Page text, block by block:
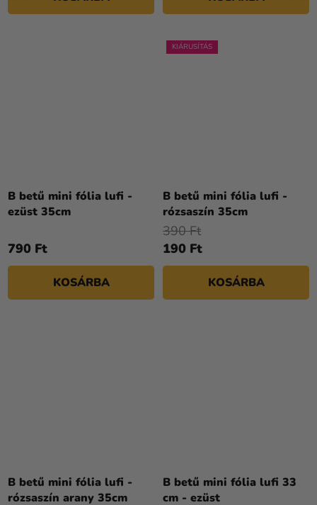
B betű mini fólia lufi -
ezüst 35cm
790 Ft
KOSÁRBA
KIÁRUSÍTÁS
B betű mini fólia lufi -
rózsaszín 35cm
190 Ft
390 Ft
KOSÁRBA
B betű mini fólia lufi -
rózsaszín arany 35cm
B betű mini fólia lufi 33
cm - ezüst